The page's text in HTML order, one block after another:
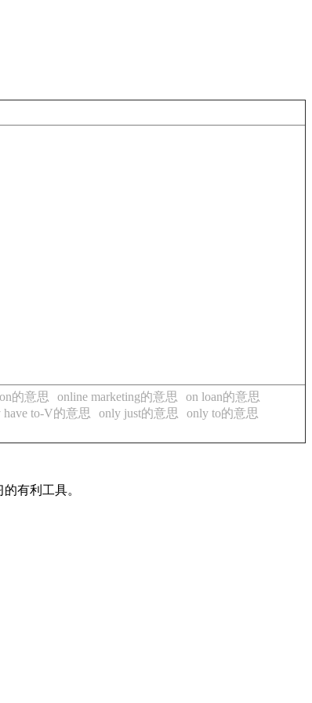
的意思 online marketing的意思
on loan的意思
have to-V的意思 only just的意思
only to的意思
有利工具。